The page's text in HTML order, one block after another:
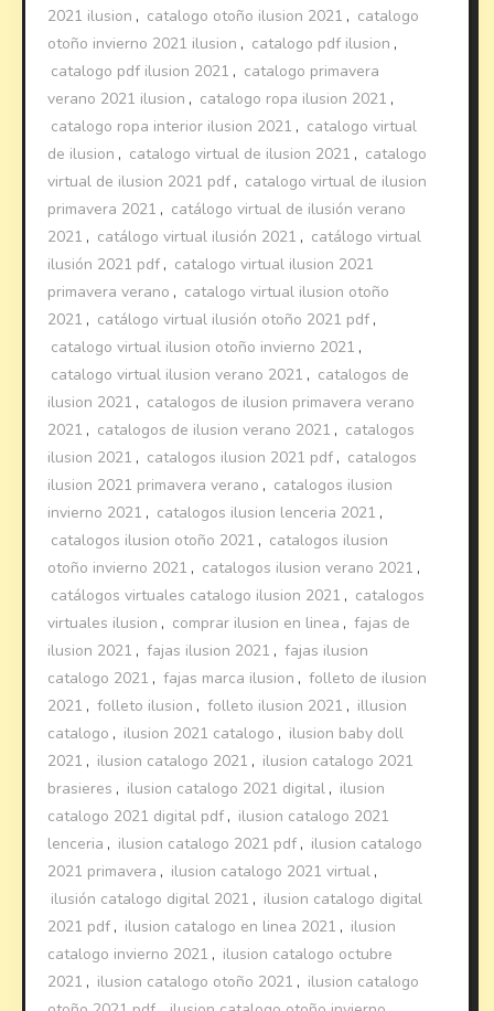
2021 ilusion , catalogo otoño ilusion 2021 , catalogo
otoño invierno 2021 ilusion , catalogo pdf ilusion ,
catalogo pdf ilusion 2021 , catalogo primavera
verano 2021 ilusion , catalogo ropa ilusion 2021 ,
catalogo ropa interior ilusion 2021 , catalogo virtual
de ilusion , catalogo virtual de ilusion 2021 , catalogo
virtual de ilusion 2021 pdf , catalogo virtual de ilusion
primavera 2021 , catálogo virtual de ilusión verano
2021 , catálogo virtual ilusión 2021 , catálogo virtual
ilusión 2021 pdf , catalogo virtual ilusion 2021
primavera verano , catalogo virtual ilusion otoño
2021 , catálogo virtual ilusión otoño 2021 pdf ,
catalogo virtual ilusion otoño invierno 2021 ,
catalogo virtual ilusion verano 2021 , catalogos de
ilusion 2021 , catalogos de ilusion primavera verano
2021 , catalogos de ilusion verano 2021 , catalogos
ilusion 2021 , catalogos ilusion 2021 pdf , catalogos
ilusion 2021 primavera verano , catalogos ilusion
invierno 2021 , catalogos ilusion lenceria 2021 ,
catalogos ilusion otoño 2021 , catalogos ilusion
otoño invierno 2021 , catalogos ilusion verano 2021 ,
catálogos virtuales catalogo ilusion 2021 , catalogos
virtuales ilusion , comprar ilusion en linea , fajas de
ilusion 2021 , fajas ilusion 2021 , fajas ilusion
catalogo 2021 , fajas marca ilusion , folleto de ilusion
2021 , folleto ilusion , folleto ilusion 2021 , illusion
catalogo , ilusion 2021 catalogo , ilusion baby doll
2021 , ilusion catalogo 2021 , ilusion catalogo 2021
brasieres , ilusion catalogo 2021 digital , ilusion
catalogo 2021 digital pdf , ilusion catalogo 2021
lenceria , ilusion catalogo 2021 pdf , ilusion catalogo
2021 primavera , ilusion catalogo 2021 virtual ,
ilusión catalogo digital 2021 , ilusion catalogo digital
2021 pdf , ilusion catalogo en linea 2021 , ilusion
catalogo invierno 2021 , ilusion catalogo octubre
2021 , ilusion catalogo otoño 2021 , ilusion catalogo